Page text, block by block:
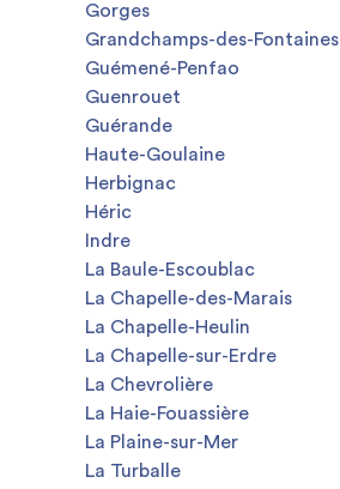
Gorges
Grandchamps-des-Fontaines
Guémené-Penfao
Guenrouet
Guérande
Haute-Goulaine
Herbignac
Héric
Indre
La Baule-Escoublac
La Chapelle-des-Marais
La Chapelle-Heulin
La Chapelle-sur-Erdre
La Chevrolière
La Haie-Fouassière
La Plaine-sur-Mer
La Turballe